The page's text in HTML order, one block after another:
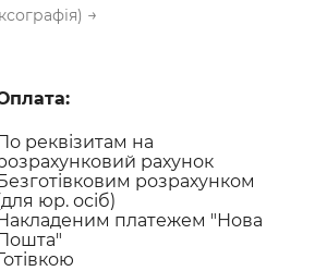
→
реквізитам на
рахунок
розрахунком
юр. осіб)
платежем "Нова